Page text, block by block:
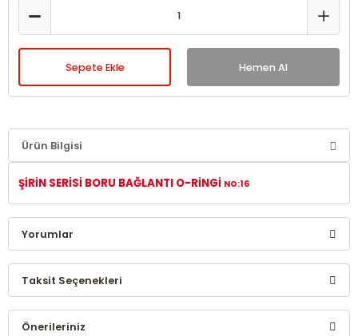
Sepete Ekle Hemen Al
Ürün Bilgisi
ŞİRİN SERİSİ BORU BAĞLANTI O-RİNGİ NO:16
Yorumlar
Bu ürüne ilk yorumu siz yapın!
Taksit Seçenekleri
Önerileriniz